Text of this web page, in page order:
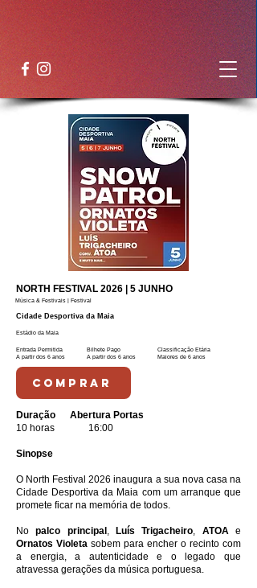
NORTH FESTIVAL 2026 | 5 JUNHO
Música & Festivais | Festival
Cidade Desportiva da Maia
Estádio da Maia
Entrada Permitida
A partir dos 6 anos
Bilhete Pago
A partir dos 6 anos
Classificação Etária
Maiores de 6 anos
COMPRAR
Duração
Abertura Portas
10 horas 16:00
Sinopse
O North Festival 2026 inaugura a sua nova casa na
Cidade Desportiva da Maia com um arranque que
promete ficar na memória de todos.
Nopalco principal , Luís Trigacheiro, ATOAe
Ornatos Violeta sobem para encher o recinto com
a energia, a autenticidade e o legado que
atravessa gerações da música portuguesa.